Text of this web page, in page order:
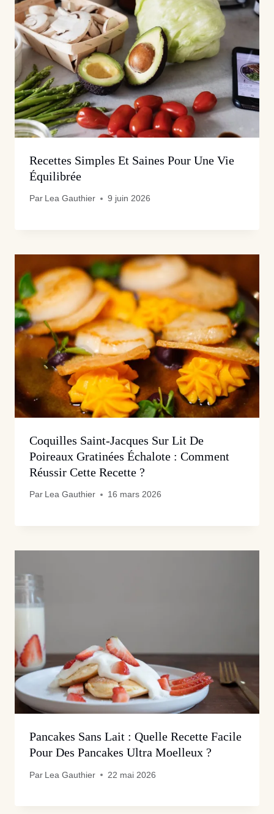
Recettes Simples Et Saines Pour Une Vie
Équilibrée
Par Lea Gauthier 9 juin 2026
Coquilles Saint-Jacques Sur Lit De
Poireaux Gratinées Échalote : Comment
Réussir Cette Recette ?
Par Lea Gauthier 16 mars 2026
Pancakes Sans Lait : Quelle Recette Facile
Pour Des Pancakes Ultra Moelleux ?
Par Lea Gauthier 22 mai 2026